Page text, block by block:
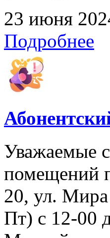
23 июня
Подробнее
Уважаемые
помещений
20, ул.
Пт) с 12-00